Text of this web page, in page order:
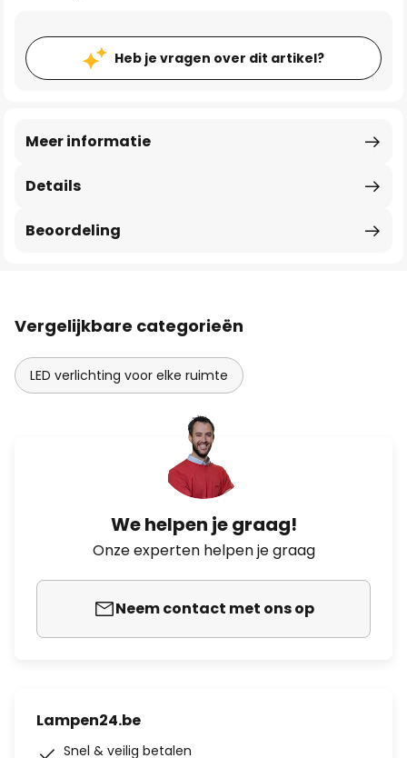
Heb je vragen over dit artikel?
Details
Meer informatie
Beoordeling
Vergelijkbare categorieën
LED verlichting voor elke ruimte
We helpen je graag!
Onze experten helpen je graag
Neem contact met ons op
Lampen24.be
Snel & veilig betalen